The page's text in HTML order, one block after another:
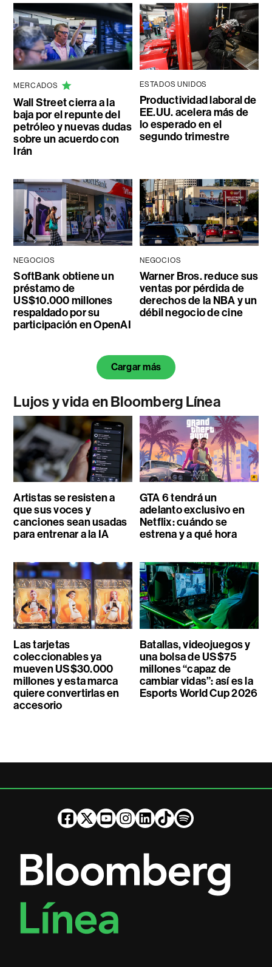
MERCADOS
Wall Street cierra a la
baja por el repunte del
petróleo y nuevas dudas
sobre un acuerdo con
Irán
ESTADOS UNIDOS
Productividad laboral de
EE.UU. acelera más de
lo esperado en el
segundo trimestre
NEGOCIOS
SoftBank obtiene un
préstamo de
US$10.000 millones
respaldado por su
participación en OpenAI
NEGOCIOS
Warner Bros. reduce sus
ventas por pérdida de
derechos de la NBA y un
débil negocio de cine
Cargar más
Lujos y vida en Bloomberg Línea
Artistas se resisten a
que sus voces y
canciones sean usadas
para entrenar a la IA
GTA 6 tendrá un
adelanto exclusivo en
Netflix: cuándo se
estrena y a qué hora
Las tarjetas
coleccionables ya
mueven US$30.000
millones y esta marca
quiere convertirlas en
accesorio
Batallas, videojuegos y
una bolsa de US$75
millones “capaz de
cambiar vidas”: así es la
Esports World Cup 2026